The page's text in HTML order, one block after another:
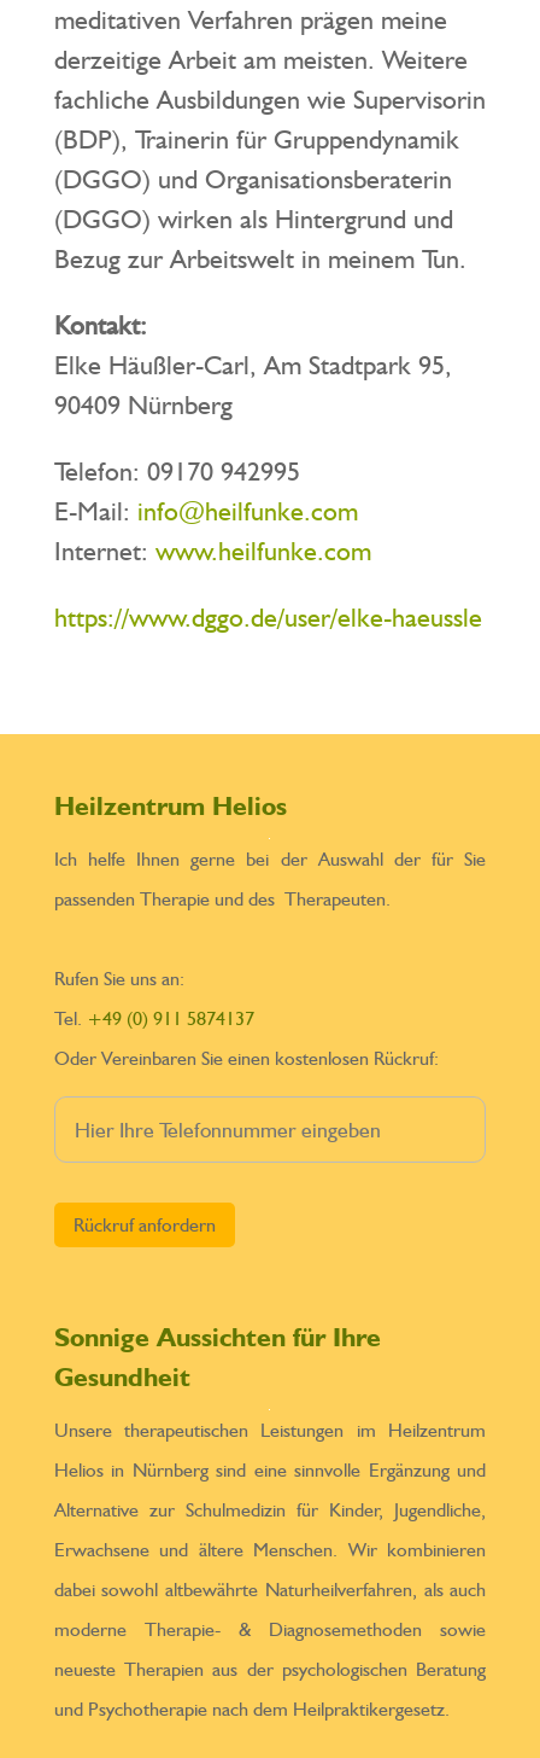
meditativen Verfahren prägen meine
derzeitige Arbeit am meisten. Weitere
fachliche Ausbildungen wie Supervisorin
(BDP), Trainerin für Gruppendynamik
(DGGO) und Organisationsberaterin
(DGGO) wirken als Hintergrund und
Bezug zur Arbeitswelt in meinem Tun.
Kontakt:
Elke Häußler-Carl, Am Stadtpark 95,
90409 Nürnberg
Telefon: 09170 942995
E-Mail: info@heilfunke.com
Internet: www.heilfunke.com
https://www.dggo.de/user/elke-haeussle
Heilzentrum Helios
Ich helfe Ihnen gerne bei der Auswahl der für Sie
passenden Therapie und des Therapeuten.
Rufen Sie uns an:
Tel. +49 (0) 911 5874137
Oder Vereinbaren Sie einen kostenlosen Rückruf:
Sonnige Aussichten für Ihre
Gesundheit
Unsere therapeutischen Leistungen im Heilzentrum
Helios in Nürnberg sind eine sinnvolle Ergänzung und
Alternative zur Schulmedizin für Kinder, Jugendliche,
Erwachsene und ältere Menschen. Wir kombinieren
dabei sowohl altbewährte Naturheilverfahren, als auch
moderne Therapie- & Diagnosemethoden sowie
neueste Therapien aus der psychologischen Beratung
und Psychotherapie nach dem Heilpraktikergesetz.